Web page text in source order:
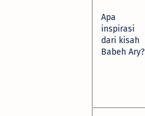
Apa
inspirasi
dari kisah
Babeh Ary?